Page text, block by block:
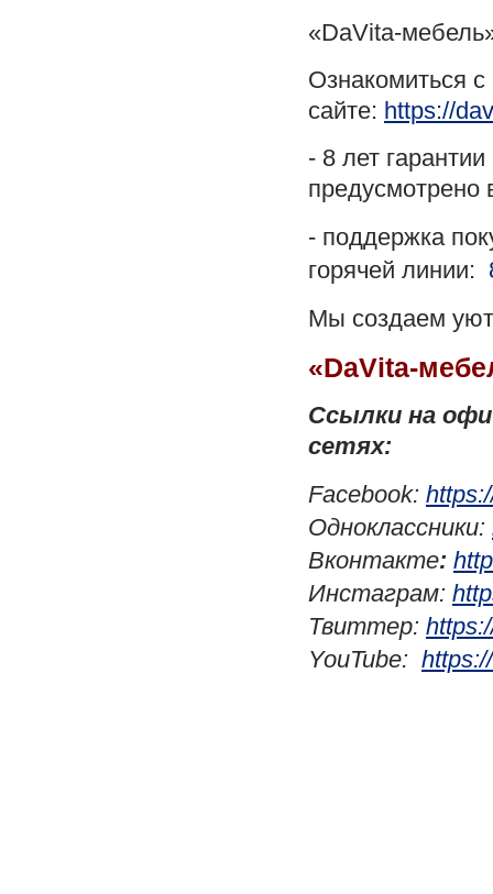
«DaVita-
Ознакомиться
сайте: https://
- 8 лет
предусмотрено
- поддержка
горячей линии:
Мы создаем
«DaVita-
Ссылки на
сетях:
Facebook:
Одноклассники:
Вконтакте:
Инстаграм:
Твиттер:
YouTube: